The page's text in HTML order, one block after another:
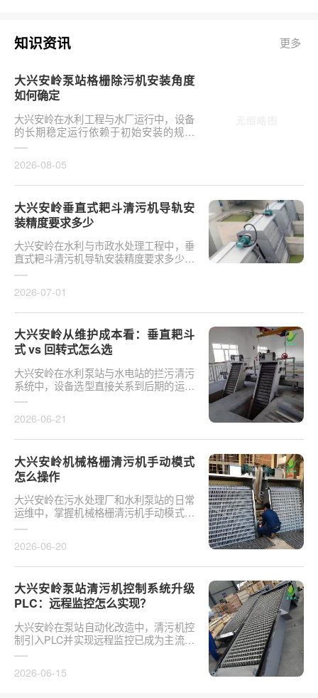
知识资讯 更多
大兴安岭泵站格栅除污机安装角度
如何确定
大兴安岭在水利工程与水厂运行中，设备
的长期稳定运行依赖于初始安装的规范
性。对于泵站核心拦污设备而言，其倾斜
2026-08-05
大兴安岭垂直式耙斗清污机导轨安
装精度要求多少
大兴安岭在水利与市政水处理工程中，垂
直式耙斗清污机导轨安装精度要求多少是
决定设备运行平稳性的核心**。导轨作为
2026-07-01
大兴安岭从维护成本看：垂直耙斗
式 vs 回转式怎么选
大兴安岭在水利泵站与水电站的拦污清污
系统中，设备选型直接关系到后期的运营
开支。探讨从维护成本看：垂直耙斗式
2026-06-21
大兴安岭机械格栅清污机手动模式
怎么操作
大兴安岭在污水处理厂和水利泵站的日常
运维中，掌握机械格栅清污机手动模式怎
么操作是保障设备稳定运行的基础环节。
2026-06-20
大兴安岭泵站清污机控制系统升级
PLC：远程监控怎么实现？
大兴安岭在泵站自动化改造中，清污机控
制引入PLC并实现远程监控已成为主流趋
势。传统清污机多采用继电器硬接线，无
2026-06-15